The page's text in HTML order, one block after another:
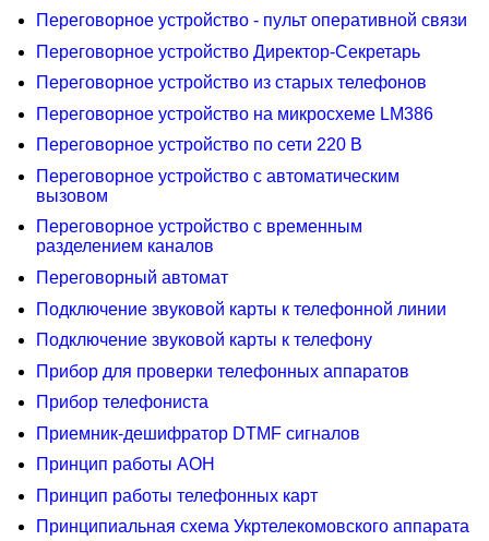
Переговорное устройство - пульт оперативной связи
Переговорное устройство Директор-Секретарь
Переговорное устройство из старых телефонов
Переговорное устройство на микросхеме LM386
Переговорное устройство по сети 220 В
Переговорное устройство с автоматическим
вызовом
Переговорное устройство с временным
разделением каналов
Переговорный автомат
Подключение звуковой карты к телефонной линии
Подключение звуковой карты к телефону
Прибор для проверки телефонных аппаратов
Прибор телефониста
Приемник-дешифратор DТМF сигналов
Принцип работы АОН
Принцип работы телефонных карт
Принципиальная схема Укртелекомовского аппарата